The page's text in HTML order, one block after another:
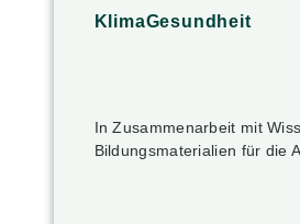
KlimaGesundheit
In Zusammenarbeit mit
Bildungsmaterialien für die